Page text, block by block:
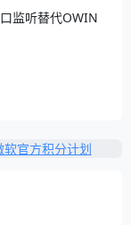
监听替代OWIN